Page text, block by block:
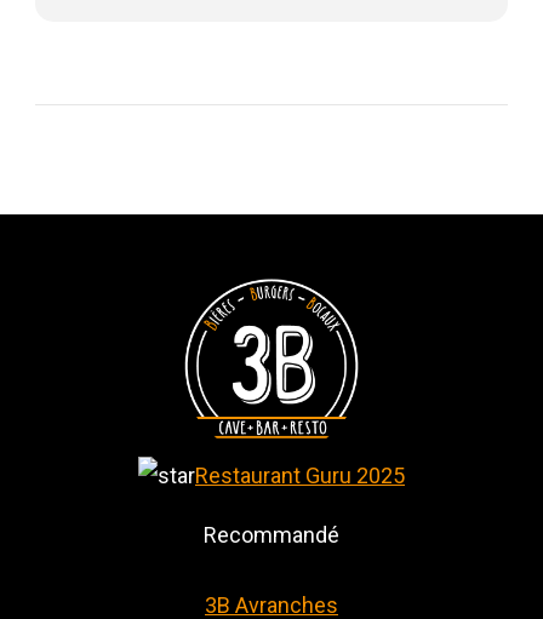
Restaurant Guru 2025
Recommandé
3B Avranches